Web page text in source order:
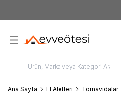
Ana Sayfa El Aletleri Tornavidalar